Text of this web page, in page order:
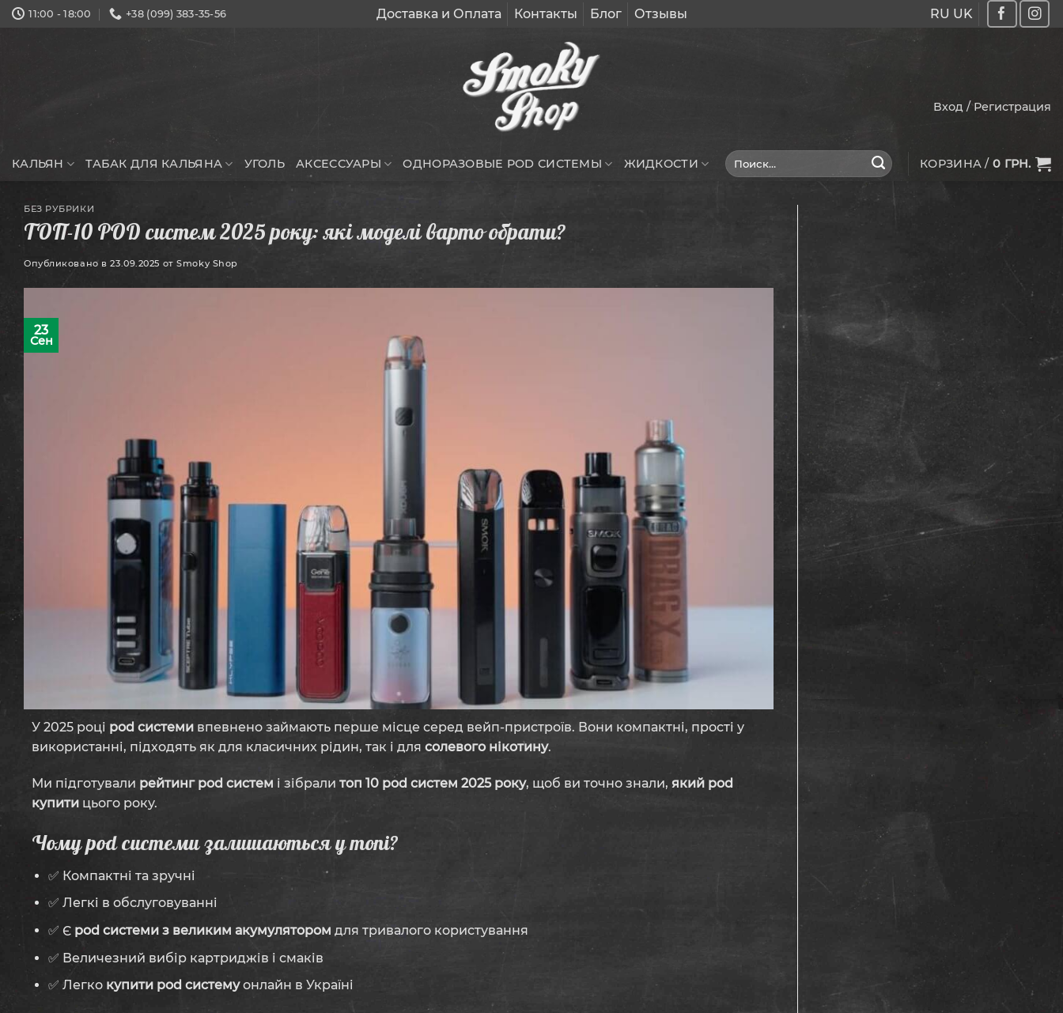
Skip 11:00 - 18:00 +38 (099) 383-35-56 Доставка и Оплата Контакты Блог Отзывы RU UK
Вход / Регистрация
КАЛЬЯН ТАБАК ДЛЯ КАЛЬЯНА УГОЛЬ АКСЕССУАРЫ ОДНОРАЗОВЫЕ POD СИСТЕМЫ ЖИДКОСТИ Искать: КОРЗИНА / 0 ГРН.
БЕЗ РУБРИКИ
ТОП-10 POD систем 2025 року: які моделі варто обрати?
Опубликовано в23.09.2025 отSmoky Shop
23
Сен
У 2025 році pod системи впевнено займають перше місце серед вейп-пристроїв. Вони компактні, прості у
використанні, підходять як для класичних рідин, так і для солевого нікотину.
Ми підготували рейтинг pod систем і зібрали топ 10 pod систем 2025 року, щоб ви точно знали, який pod
купити цього року.
Чому pod системи залишаються у топі?
✅ Компактні та зручні
✅ Легкі в обслуговуванні
✅ Є pod системи з великим акумулятором для тривалого користування
✅ Величезний вибір картриджів і смаків
✅ Легко купити pod системуонлайн в Україні